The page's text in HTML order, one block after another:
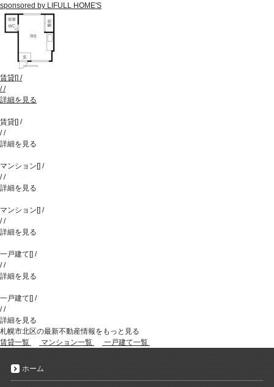
sponsored by LIFULL HOME'S
賃貸[] /
//
詳細を見る
賃貸[] /
//
詳細を見る
マンション[] /
//
詳細を見る
マンション[] /
//
詳細を見る
一戸建て[] /
//
詳細を見る
一戸建て[] /
//
詳細を見る
札幌市北区の最新不動産情報をもっと見る
賃貸一覧
マンション一覧 一戸建て一覧
ホーム